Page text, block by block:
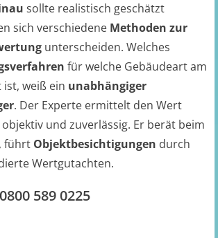
sollte realistisch geschätzt
sich verschiedene Methoden zur
unterscheiden. Welches
für welche Gebäudeart am
ist, weiß ein unabhängiger
. Der Experte ermittelt den Wert
und zuverlässig. Er berät beim
führt Objektbesichtigungen durch
Wertgutachten.
589 0225